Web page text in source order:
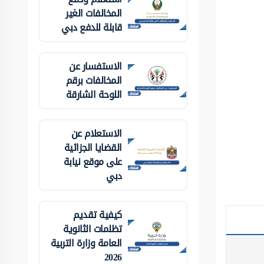
المخالفات الغير
قابلة للدفع دبي
الاستفسار عن
المخالفات برقم
اللوحة الشارقة
الاستعلام عن
القضايا الجزائية
على موقع نيابة
دبي
كيفية تقديم
تظلمات الثانوية
العامة وزارة التربية
2026